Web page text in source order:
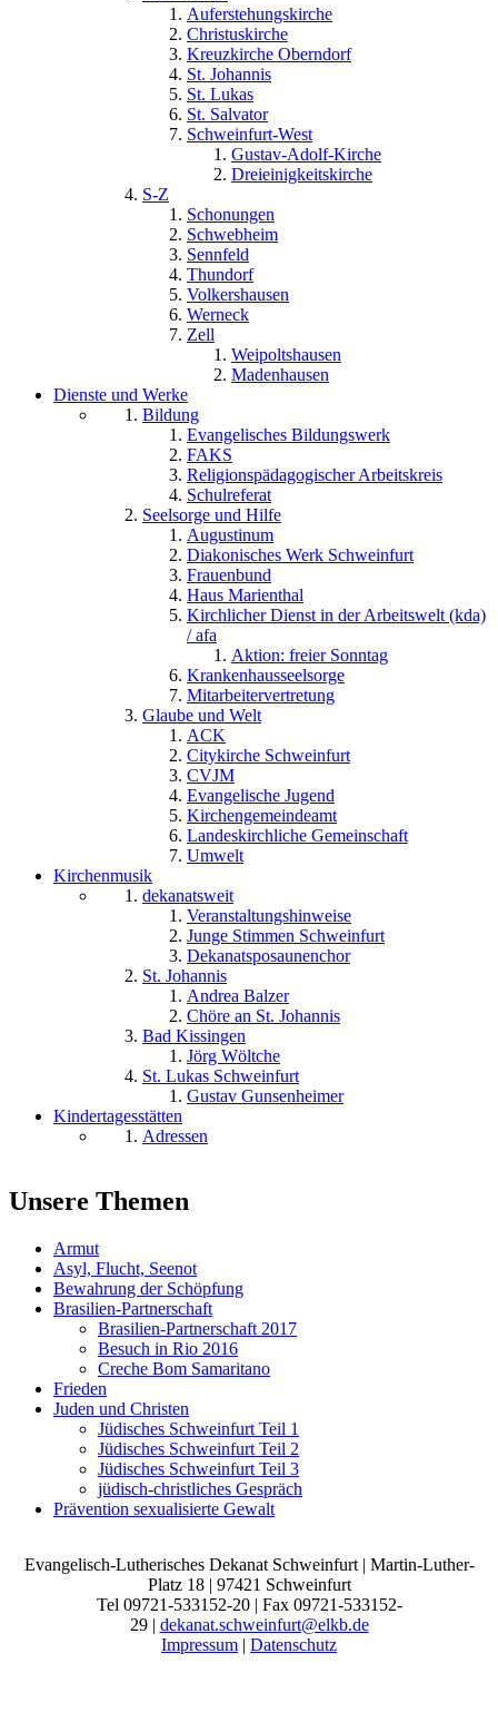
Auferstehungskirche
Christuskirche
Kreuzkirche Oberndorf
St. Johannis
St. Lukas
St. Salvator
Schweinfurt-West
Gustav-Adolf-Kirche
Dreieinigkeitskirche
S-Z
Schonungen
Schwebheim
Sennfeld
Thundorf
Volkershausen
Werneck
Zell
Weipoltshausen
Madenhausen
Dienste und Werke
Bildung
Evangelisches Bildungswerk
FAKS
Religionspädagogischer Arbeitskreis
Schulreferat
Seelsorge und Hilfe
Augustinum
Diakonisches Werk Schweinfurt
Frauenbund
Haus Marienthal
Kirchlicher Dienst in der Arbeitswelt (kda)
/ afa
Aktion: freier Sonntag
Krankenhausseelsorge
Mitarbeitervertretung
Glaube und Welt
ACK
Citykirche Schweinfurt
CVJM
Evangelische Jugend
Kirchengemeindeamt
Landeskirchliche Gemeinschaft
Umwelt
Kirchenmusik
dekanatsweit
Veranstaltungshinweise
Junge Stimmen Schweinfurt
Dekanatsposaunenchor
St. Johannis
Andrea Balzer
Chöre an St. Johannis
Bad Kissingen
Jörg Wöltche
St. Lukas Schweinfurt
Gustav Gunsenheimer
Kindertagesstätten
Adressen
Unsere Themen
Armut
Asyl, Flucht, Seenot
Bewahrung der Schöpfung
Brasilien-Partnerschaft
Brasilien-Partnerschaft 2017
Besuch in Rio 2016
Creche Bom Samaritano
Frieden
Juden und Christen
Jüdisches Schweinfurt Teil 1
Jüdisches Schweinfurt Teil 2
Jüdisches Schweinfurt Teil 3
jüdisch-christliches Gespräch
Prävention sexualisierte Gewalt
Evangelisch-Lutherisches Dekanat Schweinfurt | Martin-Luther-
Platz 18 | 97421 Schweinfurt
Tel 09721-533152-20 | Fax 09721-533152-
29 | dekanat.schweinfurt@elkb.de
Impressum | Datenschutz